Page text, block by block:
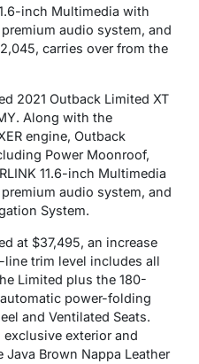
inch Multimedia with
audio system, and
carries over from the
2021 Outback Limited XT
Along with the
engine, Outback
Power Moonroof,
11.6-inch Multimedia
audio system, and
System.
at $37,495, an increase
trim level includes all
Limited plus the 180-
power-folding
and Ventilated Seats.
exterior and
Brown Nappa Leather